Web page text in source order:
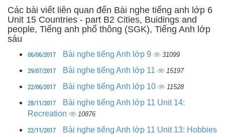
Các bài viết liên quan đến Bài nghe tiếng anh lớp 6
Unit 15 Countries - part B2 Cities, Buidings and
people, Tiếng anh phổ thông (SGK), Tiếng Anh lớp
sáu
06/06/2017 Bài nghe tiếng Anh lớp 9 31099
29/07/2017 Bài nghe tiếng Anh lớp 11 15197
22/06/2017 Bài nghe tiếng Anh lớp 10 11528
28/11/2017
Bài nghe tiếng Anh lớp 11 Unit 14:
Recreation
10876
22/11/2017 Bài nghe tiếng Anh lớp 11 Unit 13: Hobbies